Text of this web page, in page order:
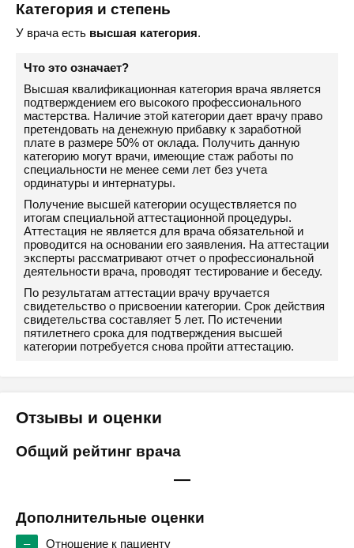
Категория и степень
У врача есть высшая категория.
Что это означает?
Высшая квалификационная категория врача является
подтверждением его высокого профессионального
мастерства. Наличие этой категории дает врачу право
претендовать на денежную прибавку к заработной
плате в размере 50% от оклада. Получить данную
категорию могут врачи, имеющие стаж работы по
специальности не менее семи лет без учета
ординатуры и интернатуры.
Получение высшей категории осуществляется по
итогам специальной аттестационной процедуры.
Аттестация не является для врача обязательной и
проводится на основании его заявления. На аттестации
эксперты рассматривают отчет о профессиональной
деятельности врача, проводят тестирование и беседу.
По результатам аттестации врачу вручается
свидетельство о присвоении категории. Срок действия
свидетельства составляет 5 лет. По истечении
пятилетнего срока для подтверждения высшей
категории потребуется снова пройти аттестацию.
Отзывы и оценки
Общий рейтинг врача
—
Дополнительные оценки
–
Отношение к пациенту